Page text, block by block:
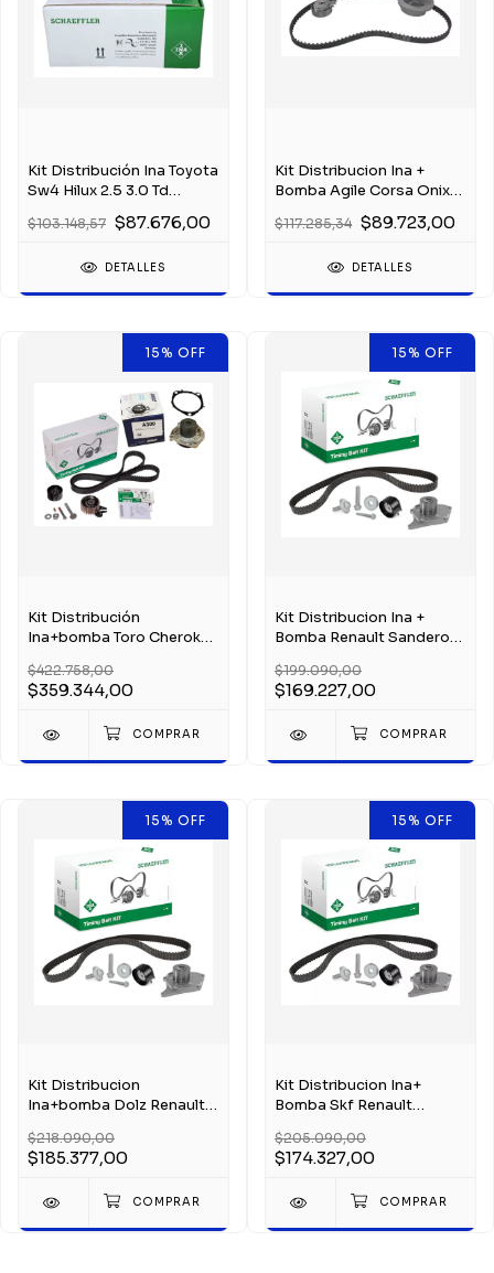
Kit Distribución Ina Toyota
Sw4 Hilux 2.5 3.0 Td
$103.148,57 $87.676,00
DETALLES
Kit Distribucion Ina +
Bomba Agile Corsa Onix
$117.285,34 $89.723,00
DETALLES
15% OFF
Kit Distribución
Ina+bomba Toro Cherokee
$422.758,00
$359.344,00
15% OFF
Kit Distribucion Ina +
Bomba Renault Sandero
$199.090,00
$169.227,00
15% OFF
Kit Distribucion
Ina+bomba Dolz Renault
$218.090,00
$185.377,00
15% OFF
Kit Distribucion Ina+
Bomba Skf Renault
$205.090,00
$174.327,00